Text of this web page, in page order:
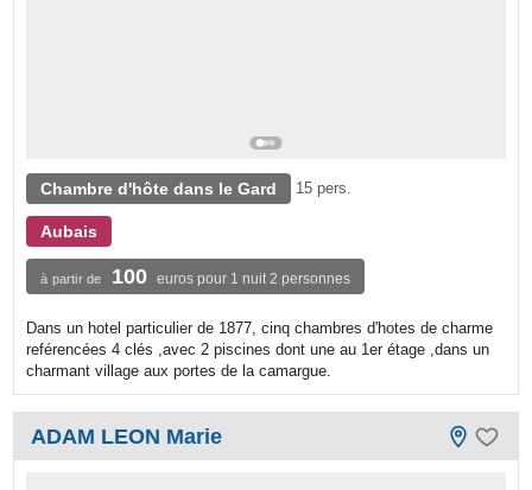
Chambre d'hôte dans le Gard 15 pers.
Aubais
à partir de 100 euros pour 1 nuit 2 personnes
Dans un hotel particulier de 1877, cinq chambres d'hotes de charme
reférencées 4 clés ,avec 2 piscines dont une au 1er étage ,dans un
charmant village aux portes de la camargue.
ADAM LEON Marie